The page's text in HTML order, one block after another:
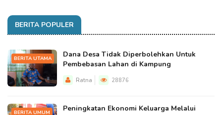
BERITA POPULER
BERITA UTAMA
Dana Desa Tidak Diperbolehkan Untuk
Pembebasan Lahan di Kampung
Ratna 28876
BERITA UMUM
Peningkatan Ekonomi Keluarga Melalui